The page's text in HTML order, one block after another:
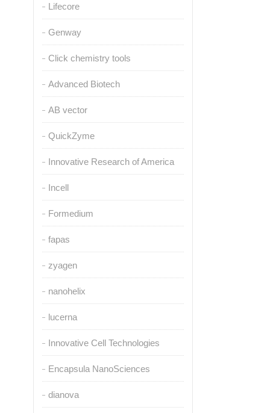
Lifecore
Genway
Click chemistry tools
Advanced Biotech
AB vector
QuickZyme
Innovative Research of America
Incell
Formedium
fapas
zyagen
nanohelix
lucerna
Innovative Cell Technologies
Encapsula NanoSciences
dianova